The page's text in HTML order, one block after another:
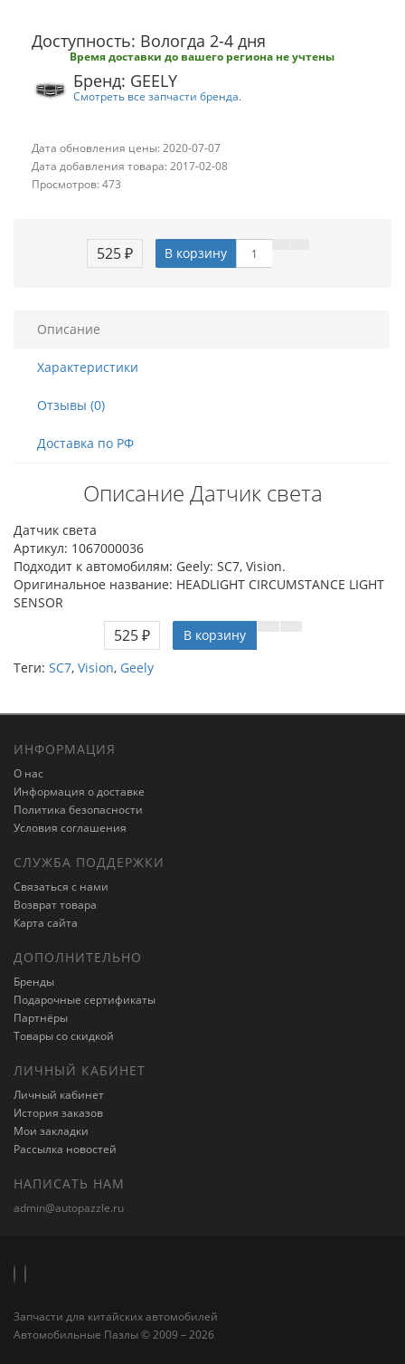
Доступность: Вологда 2-4 дня
Время доставки до вашего региона не учтены
Бренд: GEELY
Смотреть все запчасти бренда.
Дата обновления цены: 2020-07-07
Дата добавления товара: 2017-02-08
Просмотров: 473
525 ₽ В корзину
Описание
Характеристики
Отзывы (0)
Доставка по РФ
Описание Датчик света
Датчик света
Артикул: 1067000036
Подходит к автомобилям: Geely: SC7, Vision.
Оригинальное название: HEADLIGHT CIRCUMSTANCE LIGHT
SENSOR
525 ₽
В корзину
Теги: SC7, Vision, Geely
ИНФОРМАЦИЯ
О нас
Информация о доставке
Политика безопасности
Условия соглашения
СЛУЖБА ПОДДЕРЖКИ
Связаться с нами
Возврат товара
Карта сайта
ДОПОЛНИТЕЛЬНО
Бренды
Подарочные сертификаты
Партнёры
Товары со скидкой
ЛИЧНЫЙ КАБИНЕТ
Личный кабинет
История заказов
Мои закладки
Рассылка новостей
НАПИСАТЬ НАМ
admin@autopazzle.ru
Запчасти для китайских автомобилей
Автомобильные Пазлы © 2009 – 2026